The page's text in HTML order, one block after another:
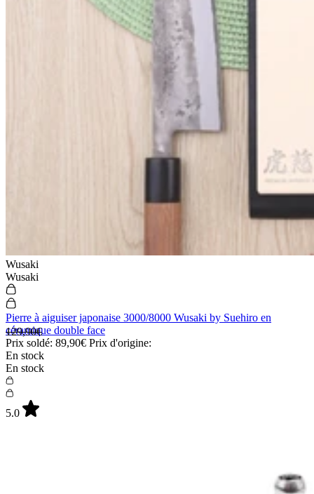
Wusaki
Wusaki
Pierre à aiguiser japonaise 3000/8000 Wusaki by Suehiro en
céramique double face
Prix soldé: 89,90€ Prix d'origine:
129,90€
En stock
En stock
5.0